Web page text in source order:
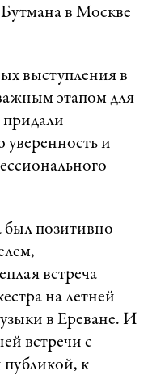
в Москве
выступления в
этапом для
придали
уверенность и
был позитивно
встреча
на летней
в Ереване. И
встречи с
публикой, к